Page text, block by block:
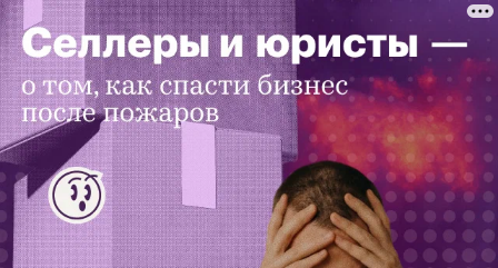
«Никогда не берите на